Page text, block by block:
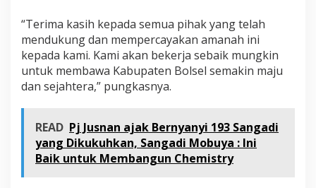
“Terima kasih kepada semua pihak yang telah
mendukung dan mempercayakan amanah ini
kepada kami. Kami akan bekerja sebaik mungkin
untuk membawa Kabupaten Bolsel semakin maju
dan sejahtera,” pungkasnya.
READ Pj Jusnan ajak Bernyanyi 193 Sangadi
yang Dikukuhkan, Sangadi Mobuya : Ini
Baik untuk Membangun Chemistry